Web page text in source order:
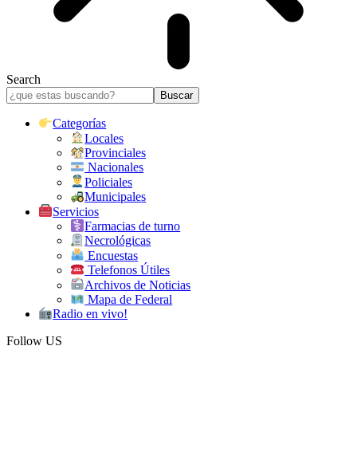
Search
Categorías
Locales
Provinciales
Nacionales
Policiales
Municipales
Servicios
Farmacias de turno
Necrológicas
Encuestas
Telefonos Útiles
Archivos de Noticias
Mapa de Federal
Radio en vivo!
Follow US